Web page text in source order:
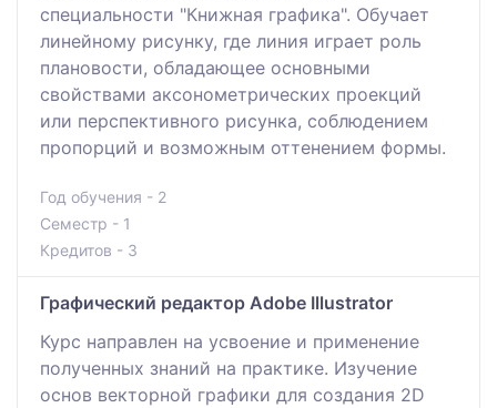
специальности "Книжная графика". Обучает
линейному рисунку, где линия играет роль
плановости, обладающее основными
свойствами аксонометрических проекций
или перспективного рисунка, соблюдением
пропорций и возможным оттенением формы.
Год обучения - 2
Семестр - 1
Кредитов - 3
Графический редактор Adobe Illustrator
Курс направлен на усвоение и применение
полученных знаний на практике. Изучение
основ векторной графики для создания 2D